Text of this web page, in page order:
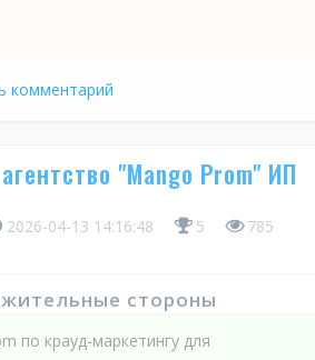
комментарий
"Mango Prom" ИП
2026-04-13 14:16:48 5 785
стороны
по крауд-маркетингу для